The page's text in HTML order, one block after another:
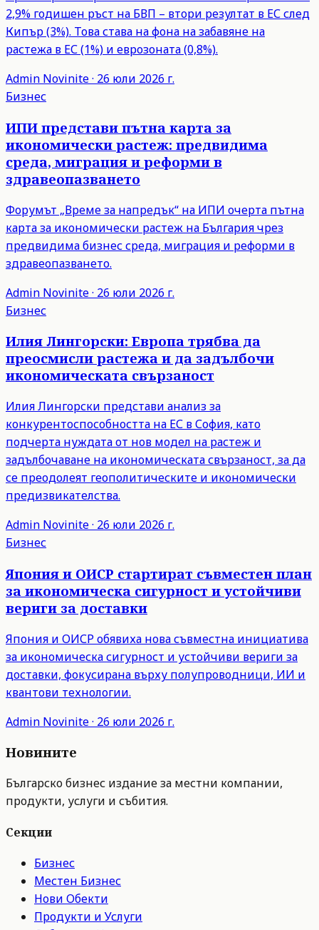
2,9% годишен ръст на БВП – втори резултат в ЕС след
Кипър (3%). Това става на фона на забавяне на
растежа в ЕС (1%) и еврозоната (0,8%).
Admin Novinite· 26 юли 2026 г.
Бизнес
ИПИ представи пътна карта за
икономически растеж: предвидима
среда, миграция и реформи в
здравеопазването
Форумът „Време за напредък“ на ИПИ очерта пътна
карта за икономически растеж на България чрез
предвидима бизнес среда, миграция и реформи в
здравеопазването.
Admin Novinite· 26 юли 2026 г.
Бизнес
Илия Лингорски: Европа трябва да
преосмисли растежа и да задълбочи
икономическата свързаност
Илия Лингорски представи анализ за
конкурентоспособността на ЕС в София, като
подчерта нуждата от нов модел на растеж и
задълбочаване на икономическата свързаност, за да
се преодолеят геополитическите и икономически
предизвикателства.
Admin Novinite· 26 юли 2026 г.
Бизнес
Япония и ОИСР стартират съвместен план
за икономическа сигурност и устойчиви
вериги за доставки
Япония и ОИСР обявиха нова съвместна инициатива
за икономическа сигурност и устойчиви вериги за
доставки, фокусирана върху полупроводници, ИИ и
квантови технологии.
Admin Novinite· 26 юли 2026 г.
Новините
Българско бизнес издание за местни компании,
продукти, услуги и събития.
Секции
Бизнес
Местен Бизнес
Нови Обекти
Продукти и Услуги